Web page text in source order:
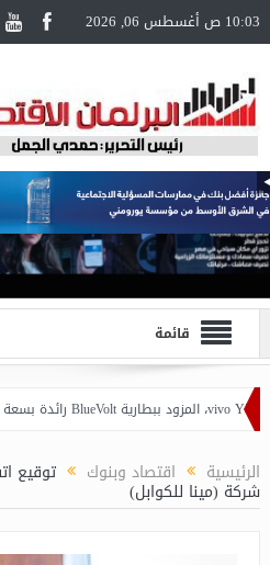
10:03 ص أغسطس 06, 2026
قائمة
الرئيسية اقتصاد وبنوك توقيع
شركة (مينا للكوابل)